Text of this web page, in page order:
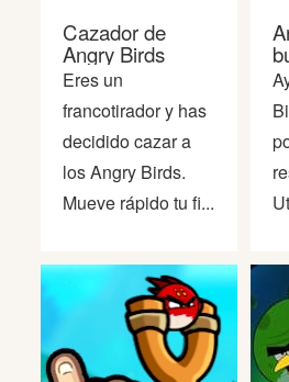
Cazador de
Angry Birds
Eres un
francotirador y has
decidido cazar a
los Angry Birds.
Mueve rápido tu fi...